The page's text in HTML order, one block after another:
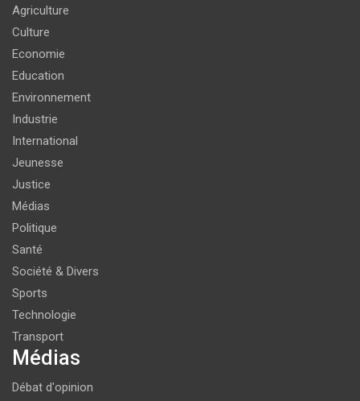
Agriculture
Culture
Economie
Education
Environnement
Industrie
International
Jeunesse
Justice
Médias
Politique
Santé
Société & Divers
Sports
Technologie
Transport
Médias
Débat d'opinion